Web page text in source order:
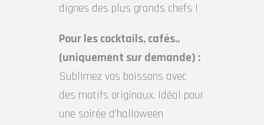
dignes des plus grands chefs !
Pour les cocktails, cafés..
(uniquement sur demande) :
Sublimez vos boissons avec
des motifs originaux. Idéal pour
une soirée d’halloween